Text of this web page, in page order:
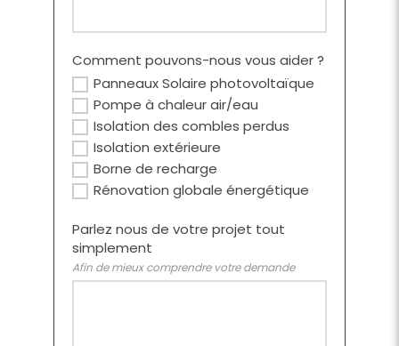
Comment pouvons-nous vous aider ?
Panneaux Solaire photovoltaïque
Pompe à chaleur air/eau
Isolation des combles perdus
Isolation extérieure
Borne de recharge
Rénovation globale énergétique
Parlez nous de votre projet tout
simplement
Afin de mieux comprendre votre demande